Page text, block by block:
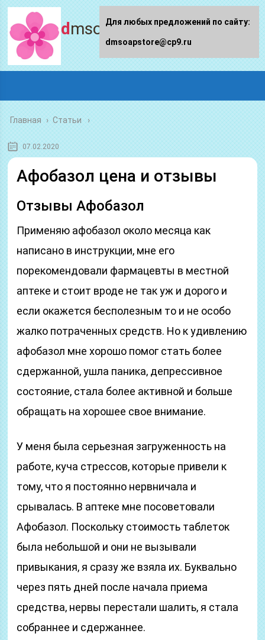
dmsoapstore.ru
Главная › Статьи
07.02.2020
Афобазол цена и отзывы
Отзывы Афобазол
Применяю афобазол около месяца как
написано в инструкции, мне его
порекомендовали фармацевты в местной
аптеке и стоит вроде не так уж и дорого и
если окажется бесполезным то и не особо
жалко потраченных средств. Но к удивлению
афобазол мне хорошо помог стать более
сдержанной, ушла паника, депрессивное
состояние, стала более активной и больше
обращать на хорошее свое внимание.
У меня была серьезная загруженность на
работе, куча стрессов, которые привели к
тому, что я постоянно нервничала и
срывалась. В аптеке мне посоветовали
Афобазол. Поскольку стоимость таблеток
была небольшой и они не вызывали
привыкания, я сразу же взяла их. Буквально
через пять дней после начала приема
средства, нервы перестали шалить, я стала
собраннее и сдержаннее.
Для любых предложений по сайту:
dmsoapstore@cp9.ru